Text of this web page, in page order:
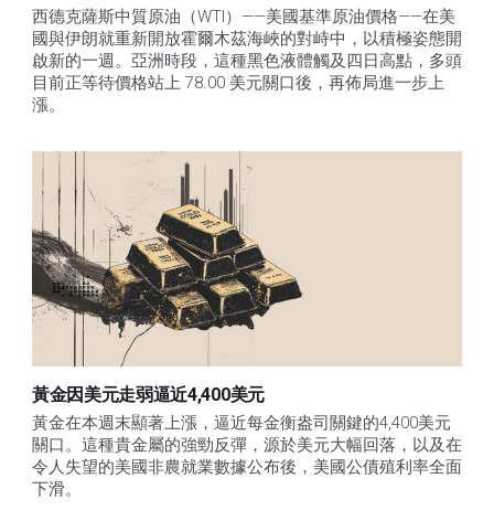
西德克薩斯中質原油（WTI）——美國基準原油價格——在美
國與伊朗就重新開放霍爾木茲海峽的對峙中，以積極姿態開
啟新的一週。亞洲時段，這種黑色液體觸及四日高點，多頭
目前正等待價格站上 78.00 美元關口後，再佈局進一步上
漲。
黃金因美元走弱逼近4,400美元
黃金在本週末顯著上漲，逼近每金衡盎司關鍵的4,400美元
關口。這種貴金屬的強勁反彈，源於美元大幅回落，以及在
令人失望的美國非農就業數據公布後，美國公債殖利率全面
下滑。